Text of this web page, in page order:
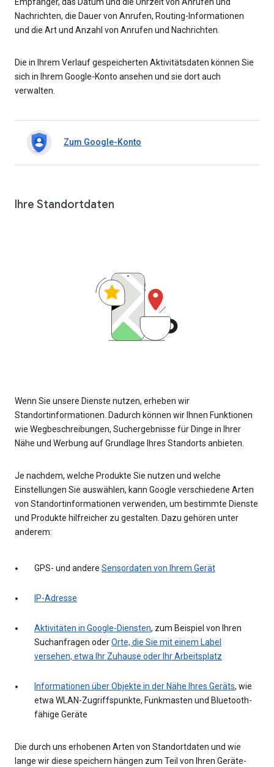
Empfänger, das Datum und die Uhrzeit von Anrufen und
Nachrichten, die Dauer von Anrufen, Routing-Informationen
und die Art und Anzahl von Anrufen und Nachrichten.
Die in Ihrem Verlauf gespeicherten Aktivitätsdaten können Sie
sich in Ihrem Google-Konto ansehen und sie dort auch
verwalten.
Zum Google-Konto
Ihre Standortdaten
Wenn Sie unsere Dienste nutzen, erheben wir
Standortinformationen. Dadurch können wir Ihnen Funktionen
wie Wegbeschreibungen, Suchergebnisse für Dinge in Ihrer
Nähe und Werbung auf Grundlage Ihres Standorts anbieten.
Je nachdem, welche Produkte Sie nutzen und welche
Einstellungen Sie auswählen, kann Google verschiedene Arten
von Standortinformationen verwenden, um bestimmte Dienste
und Produkte hilfreicher zu gestalten. Dazu gehören unter
anderem:
GPS- und andere Sensordaten von Ihrem Gerät
IP-Adresse
Aktivitäten in Google-Diensten, zum Beispiel von Ihren
Suchanfragen oderOrte, die Sie mit einem Label
versehen, etwa Ihr Zuhause oder Ihr Arbeitsplatz
Informationen über Objekte in der Nähe Ihres Geräts, wie
etwa WLAN-Zugriffspunkte, Funkmasten und Bluetooth-
fähige Geräte
Die durch uns erhobenen Arten von Standortdaten und wie
lange wir diese speichern hängen zum Teil von Ihren Geräte-